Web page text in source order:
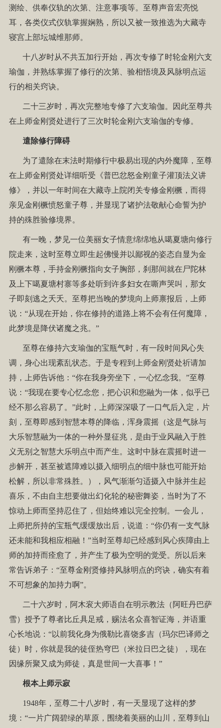
测绘、供奉仪轨的次第、注意事项等。至尊声音宏亮悦
耳，各类仪式仪轨掌握娴熟，所以又被一致推选为大藏寺
寝宫上部坛城维那师。
十八岁时从不共五加行开始，再次专修了时轮金刚六支
瑜伽，并熟练掌握了修行的次第、验相悟境及风脉明点运
行的相关窍诀。
二十三岁时，再次完整地专修了六支瑜伽。因此至尊共
在上师金刚贤处进行了三次时轮金刚六支瑜伽的专修。
遣除修行障碍
为了遣除在末法时期修行中极易出现的内外魔障，至尊
在上师金刚贤处详细听受《普巴忿怒金刚童子灌顶法义讲
修》，并以一年时间在大藏寺上院闭关专修金刚橛，而得
亲见金刚橛愤怒童子尊，并显现了诸护法敬献心命誓为护
持的殊胜验修境界。
有一晚，梦见一位美丽女子情意绵绵地从噶夏塘向修行
院走来，这时至尊立即生起佛慢并以鄙视的姿态自显为金
刚橛本尊，手持金刚橛指向女子胸部，刹那间就在尸陀林
及上下噶夏塘村寨等多处听到许多妇女在嘶声哭叫，那女
子即刻逃之夭夭。至尊把当晚的梦境向上师禀报后，上师
说：“从现在开始，你在修持的道路上将不会有任何魔障，
此梦境是降伏诸魔之兆。”
至尊在修持六支瑜伽的宝瓶气时，有一段时间风心失
调，身心出现紊乱状态。于是专程到上师金刚贤处祈请加
持，上师告诉他：“你在我身旁坐下，一心忆念我。”至尊
说：“我现在要专心忆念您，把心识和您融为一体，似乎已
经不那么容易了。”此时，上师深深吸了一口气后入定，片
刻，至尊即感到智慧本尊的降临，浑身震摇（这是气脉与
大乐智慧融为一体的一种外显征兆，是由于业风融入于胜
义无别之智慧大乐明点中而产生。这时中脉在震摇时进一
步解开，甚至被遮障难以摄入细明点的细中脉也可能开始
松解，所以非常殊胜。），风气渐渐匀适摄入中脉并生起
喜乐，不由自主想要做出幻化轮的秘密舞姿，当时为了不
惊动上师而坚持忍住了，但始终难以完全控制。一会儿，
上师把所持的宝瓶气缓缓放出后，说道：“你仍有一支气脉
还未能和我相应相融！”当时至尊却已经感到风心疾障由上
师的加持而痊愈了，并产生了极为空明的觉受。所以后来
常告诉弟子：“至尊金刚贤修持风脉明点的窍诀，确实有着
不可想象的加持力啊”。
二十六岁时，阿木衮大师语自在明示教法（阿旺丹巴萨
雪）授予了尊者比丘具足戒，赐法名众喜智证海，并语重
心长地说：“以前我化身为俄勒比喜饶多吉（玛尔巴译师之
徒）时，你就是我的徒侄热穹巴（米拉日巴之徒），现在
因缘所聚又成为师徒，真是世间一大喜事！”
根本上师示寂
1948年，至尊二十八岁时，有一天显现了这样的梦
境：“一片广阔碧绿的草原，围绕着美丽的山川，至尊到山